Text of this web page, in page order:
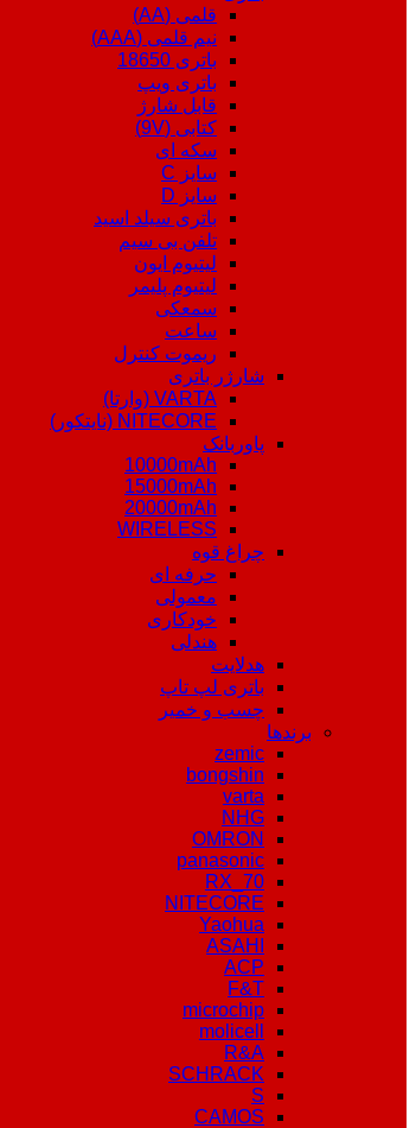
قلمی (AA)
نیم قلمی (AAA)
باتری 18650
باتری ویپ
قابل شارژ
کتابی (9V)
سکه ای
سایز C
سایز D
باتری سیلد اسید
تلفن بی سیم
لیتیوم ایون
لیتیوم پلیمر
سمعکی
ساعت
ریموت کنترل
شارژر باتری
VARTA (وارتا)
NITECORE (نایتکور)
پاوربانک
10000mAh
15000mAh
20000mAh
WIRELESS
چراغ قوه
حرفه ای
معمولی
خودکاری
هندلی
هدلایت
باتری لپ تاپ
چسب و خمیر
برندها
zemic
bongshin
varta
NHG
OMRON
panasonic
RX_70
NITECORE
Yaohua
ASAHI
ACP
F&T
microchip
molicell
R&A
SCHRACK
S
CAMOS